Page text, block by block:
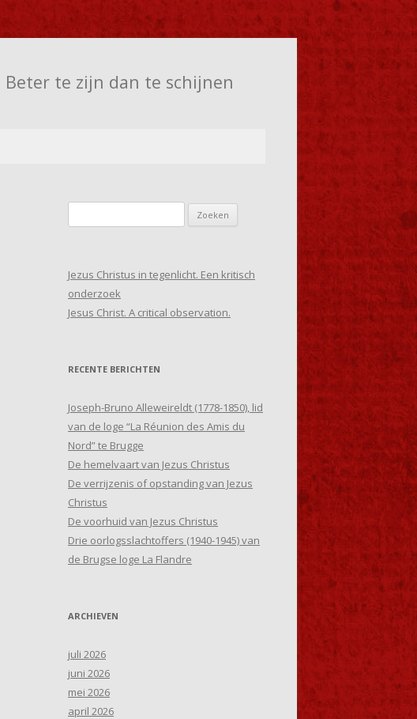
Beter te zijn dan te schijnen
naar:
Jezus Christus in tegenlicht. Een kritisch
onderzoek
Jesus Christ. A critical observation.
RECENTE BERICHTEN
Joseph-Bruno Alleweireldt (1778-1850), lid
van de loge “La Réunion des Amis du
Nord” te Brugge
De hemelvaart van Jezus Christus
De verrijzenis of opstanding van Jezus
Christus
De voorhuid van Jezus Christus
Drie oorlogsslachtoffers (1940-1945) van
de Brugse loge La Flandre
ARCHIEVEN
juli 2026
juni 2026
mei 2026
april 2026